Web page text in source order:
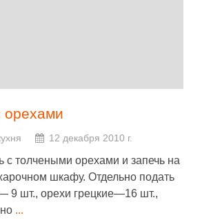
орехами
12 декабря 2010 г.
с толчеными орехами и запечь на
шкафу. Отдельно подать
9 шт., орехи грецкие—16 шт.,
...